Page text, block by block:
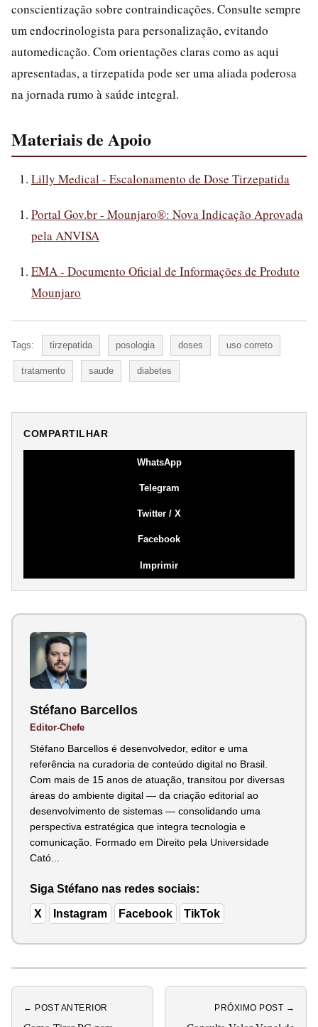
conscientização sobre contraindicações. Consulte sempre
um endocrinologista para personalização, evitando
automedicação. Com orientações claras como as aqui
apresentadas, a tirzepatida pode ser uma aliada poderosa
na jornada rumo à saúde integral.
Materiais de Apoio
Lilly Medical - Escalonamento de Dose Tirzepatida
Portal Gov.br - Mounjaro®: Nova Indicação Aprovada
pela ANVISA
EMA - Documento Oficial de Informações de Produto
Mounjaro
Tags: tirzepatida posologia doses uso correto
tratamento saude diabetes
COMPARTILHAR
WhatsApp
Telegram
Twitter / X
Facebook
Imprimir
Stéfano Barcellos
Editor-Chefe
Stéfano Barcellos é desenvolvedor, editor e uma
referência na curadoria de conteúdo digital no Brasil.
Com mais de 15 anos de atuação, transitou por diversas
áreas do ambiente digital — da criação editorial ao
desenvolvimento de sistemas — consolidando uma
perspectiva estratégica que integra tecnologia e
comunicação. Formado em Direito pela Universidade
Cató...
Siga Stéfano nas redes sociais:
X Instagram Facebook TikTok
← POST ANTERIOR PRÓXIMO POST →